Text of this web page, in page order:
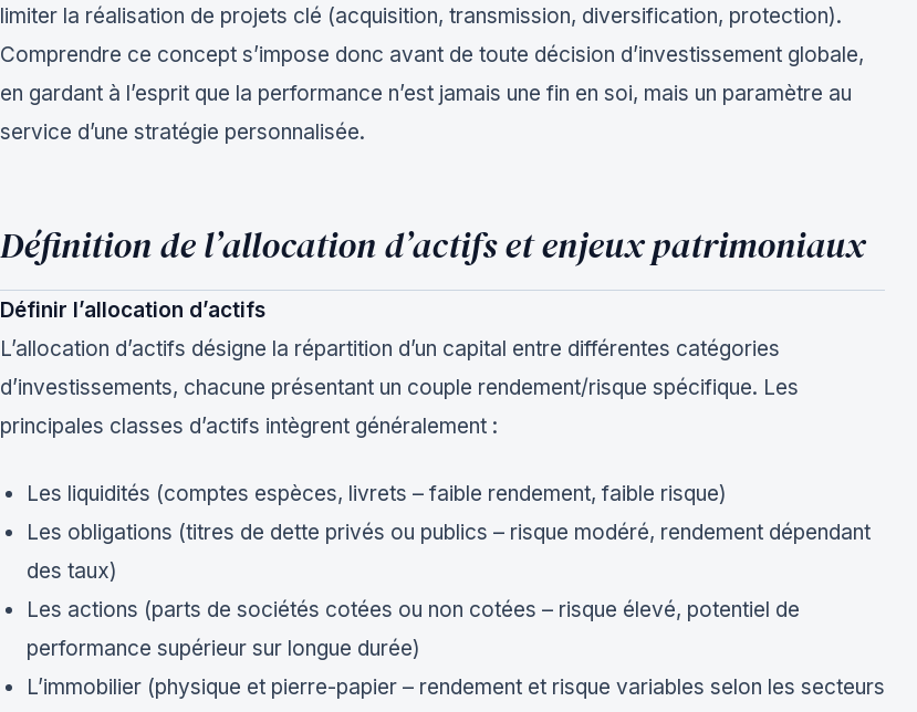
limiter la réalisation de projets clé (acquisition, transmission, diversification, protection).
Comprendre ce concept s’impose donc avant de toute décision d’investissement globale,
en gardant à l’esprit que la performance n’est jamais une fin en soi, mais un paramètre au
service d’une stratégie personnalisée.
Définition de l’allocation d’actifs et enjeux patrimoniaux
Définir l’allocation d’actifs
L’allocation d’actifs désigne la répartition d’un capital entre différentes catégories
d’investissements, chacune présentant un couple rendement/risque spécifique. Les
principales classes d’actifs intègrent généralement :
Les liquidités (comptes espèces, livrets – faible rendement, faible risque)
Les obligations (titres de dette privés ou publics – risque modéré, rendement dépendant
des taux)
Les actions (parts de sociétés cotées ou non cotées – risque élevé, potentiel de
performance supérieur sur longue durée)
L’immobilier (physique et pierre-papier – rendement et risque variables selon les secteurs